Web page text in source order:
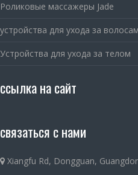
Роликовые массажеры Jade
устройства для ухода за
Устройства для ухода за телом
ссылка на сайт
связаться с нами
Xiangfu Rd, Dongguan,